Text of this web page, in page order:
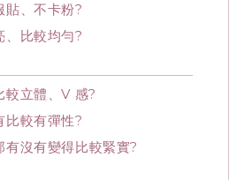
、不卡粉?
比較均勻?
立體、V 感?
較有彈性?
沒有變得比較緊實?